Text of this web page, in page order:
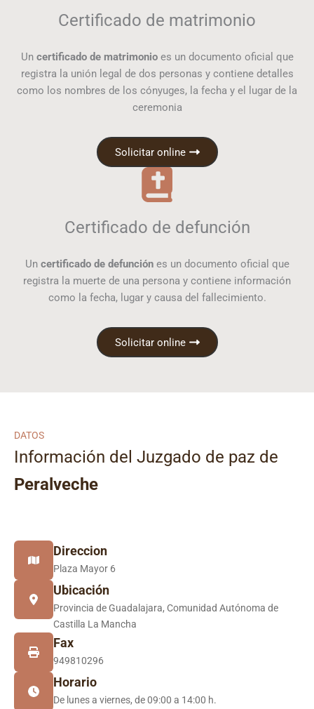
Certificado de matrimonio
Un certificado de matrimonioes un documento oficial que
registra la unión legal de dos personas y contiene detalles
como los nombres de los cónyuges, la fecha y el lugar de la
ceremonia
Solicitar online
Certificado de defunción
Un certificado de defunciónes un documento oficial que
registra la muerte de una persona y contiene información
como la fecha, lugar y causa del fallecimiento.
Solicitar online
DATOS
Información del Juzgado de paz de
Peralveche
Direccion
Plaza Mayor 6
Ubicación
Provincia de Guadalajara, Comunidad Autónoma de
Castilla La Mancha
Fax
949810296
Horario
De lunes a viernes, de 09:00 a 14:00 h.